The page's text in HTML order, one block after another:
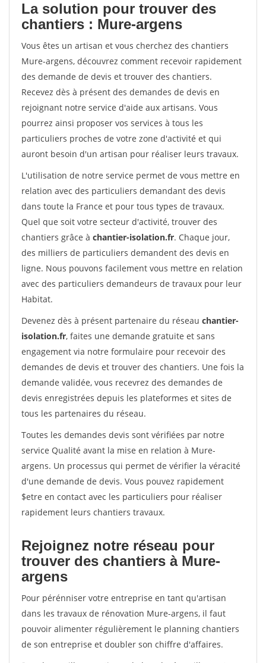
La solution pour trouver des
chantiers : Mure-argens
Vous êtes un artisan et vous cherchez des chantiers
Mure-argens, découvrez comment recevoir rapidement
des demande de devis et trouver des chantiers.
Recevez dès à présent des demandes de devis en
rejoignant notre service d'aide aux artisans. Vous
pourrez ainsi proposer vos services à tous les
particuliers proches de votre zone d'activité et qui
auront besoin d'un artisan pour réaliser leurs travaux.
L'utilisation de notre service permet de vous mettre en
relation avec des particuliers demandant des devis
dans toute la France et pour tous types de travaux.
Quel que soit votre secteur d'activité, trouver des
chantiers grâce à chantier-isolation.fr. Chaque jour,
des milliers de particuliers demandent des devis en
ligne. Nous pouvons facilement vous mettre en relation
avec des particuliers demandeurs de travaux pour leur
Habitat.
Devenez dès à présent partenaire du réseau chantier-
isolation.fr, faites une demande gratuite et sans
engagement via notre formulaire pour recevoir des
demandes de devis et trouver des chantiers. Une fois la
demande validée, vous recevrez des demandes de
devis enregistrées depuis les plateformes et sites de
tous les partenaires du réseau.
Toutes les demandes devis sont vérifiées par notre
service Qualité avant la mise en relation à Mure-
argens. Un processus qui permet de vérifier la véracité
d'une demande de devis. Vous pouvez rapidement
$etre en contact avec les particuliers pour réaliser
rapidement leurs chantiers travaux.
Rejoignez notre réseau pour
trouver des chantiers à Mure-
argens
Pour pérénniser votre entreprise en tant qu'artisan
dans les travaux de rénovation Mure-argens, il faut
pouvoir alimenter régulièrement le planning chantiers
de son entreprise et doubler son chiffre d'affaires.